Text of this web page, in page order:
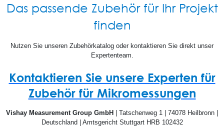
Das passende Zubehör für Ihr Projekt
finden
Nutzen Sie unseren Zubehörkatalog oder kontaktieren Sie direkt unser
Expertenteam.
Kontaktieren Sie unsere Experten für
Zubehör für Mikromessungen
Vishay Measurement Group GmbH
| Tatschenweg 1 | 74078 Heilbronn |
Deutschland | Amtsgericht Stuttgart HRB 102432